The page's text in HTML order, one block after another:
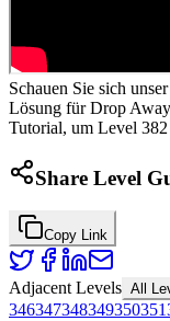
Schauen Sie sich
Lösung für Drop
Tutorial, um Level
Share Level
Copy Link
Adjacent Levels All
346347348349350351